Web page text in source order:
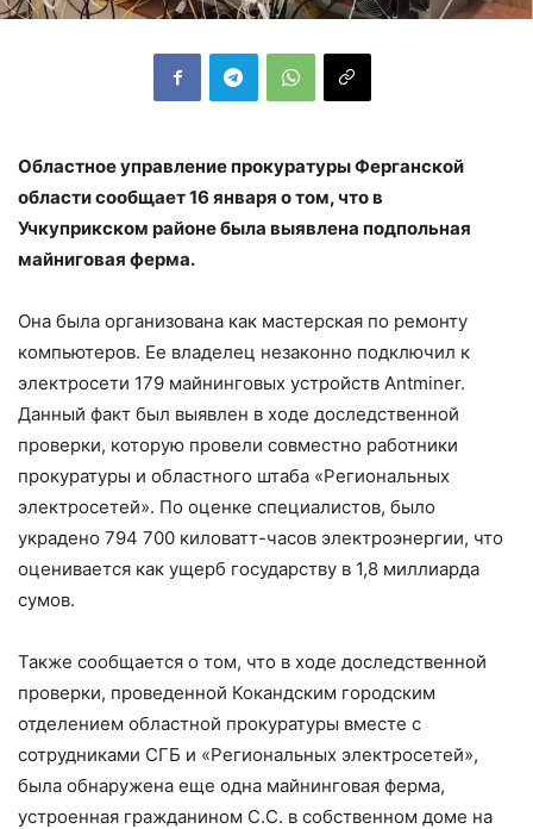
Областное управление прокуратуры Ферганской
области сообщает 16 января о том, что в
Учкуприкском районе была выявлена подпольная
майниговая ферма.
Она была организована как мастерская по ремонту
компьютеров. Ее владелец незаконно подключил к
электросети 179 майнинговых устройств Antminer.
Данный факт был выявлен в ходе доследственной
проверки, которую провели совместно работники
прокуратуры и областного штаба «Региональных
электросетей». По оценке специалистов, было
украдено 794 700 киловатт-часов электроэнергии, что
оценивается как ущерб государству в 1,8 миллиарда
сумов.
Также сообщается о том, что в ходе доследственной
проверки, проведенной Кокандским городским
отделением областной прокуратуры вместе с
сотрудниками СГБ и «Региональных электросетей»,
была обнаружена еще одна майнинговая ферма,
устроенная гражданином С.С. в собственном доме на